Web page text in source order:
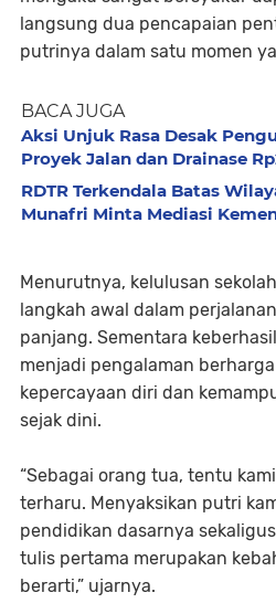
langsung dua pencapaian
putrinya dalam satu momen
BACA JUGA
Aksi Unjuk Rasa Desak
Proyek Jalan dan Drainase
RDTR Terkendala Batas
Munafri Minta Mediasi
Menurutnya, kelulusan
langkah awal dalam
panjang. Sementara
menjadi pengalaman
kepercayaan diri dan
sejak dini.
“Sebagai orang tua, tentu
terharu. Menyaksikan putri
pendidikan dasarnya
tulis pertama merupakan
berarti,” ujarnya.